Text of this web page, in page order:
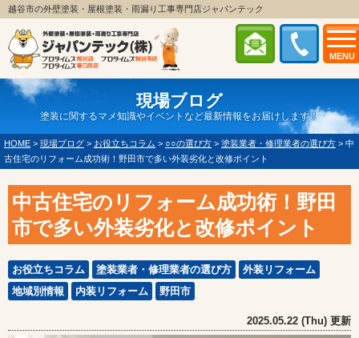
MENU
越谷市の外壁塗装・屋根塗装・雨漏り工事専門店ジャパンテック
現場ブログ
塗装に関するマメ知識やイベントなど最新情報をお届けします！
HOME > 現場ブログ > お役立ちコラム > ○○の選び方 > 塗装業者・修理業者の選び方 > 中
古住宅のリフォーム成功術！野田市で多い外装劣化と改修ポイント
中古住宅のリフォーム成功術！野田
市で多い外装劣化と改修ポイント
お役立ちコラム 塗装業者・修理業者の選び方
外装リフォーム
地域別情報
内装リフォーム 野田市
2025.05.22 (Thu) 更新